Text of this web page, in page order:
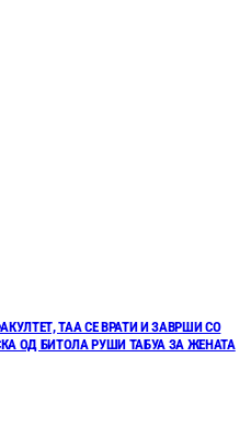
ТАА СЕ ВРАТИ И ЗАВРШИ СО
ОД БИТОЛА РУШИ ТАБУА ЗА ЖЕНАТА